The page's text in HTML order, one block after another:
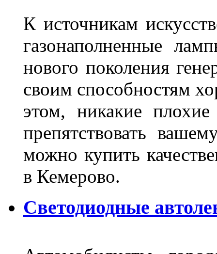
К источникам
газонаполненные
нового поколения
своим способностям
этом, никакие
препятствовать
можно купить
в Кемерово.
Светодиодные